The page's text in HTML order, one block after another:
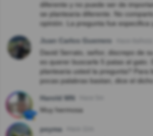
diferente y no puede ser de
se plantearia diferente. No
opinión. La pregunta fue especifica
Juan Carlos Guerrero
David Serrato, señor, discrepo de
es querer buscarle 5 patas al gato.
plantearia usted la pregunta? Para
pocas palabras bastan, dice el dicho
Harold MN
Muy hermosa
peyma